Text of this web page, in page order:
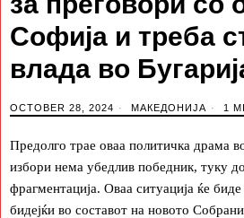
Софија и треба
влада во
OCTOBER 28, 2024 МАКЕДОНИЈА 1
Предолго трае оваа политичка драма
избори нема убедлив победник, туку
фрагментација. Оваа ситуација ќе
бидејќи во составот на новото